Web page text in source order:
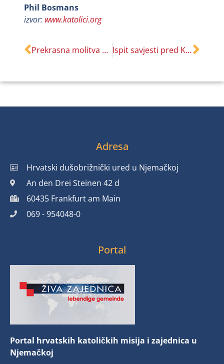
Phil Bosmans
izvor: www.katolici.org
Prekrasna molitva koju je sveti Toma često molio Ispit savjesti pred Križem
Adresa
Hrvatski dušobrižnički ured u Njemačkoj
An den Drei Steinen 42 d
60435 Frankfurt am Main
069 - 954048-0
Portal
Portal hrvatskih katoličkih misija i zajednica u
Njemačkoj